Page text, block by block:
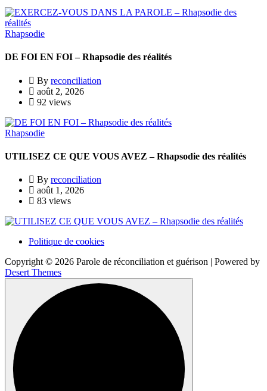
Rhapsodie
DE FOI EN FOI – Rhapsodie des réalités
By reconciliation
août 2, 2026
92 views
Rhapsodie
UTILISEZ CE QUE VOUS AVEZ – Rhapsodie des réalités
By reconciliation
août 1, 2026
83 views
Politique de cookies
Copyright © 2026 Parole de réconciliation et guérison | Powered by
Desert Themes